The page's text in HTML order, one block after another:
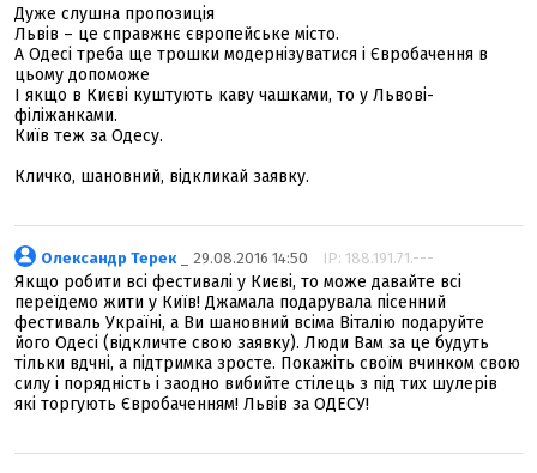
Дуже слушна пропозиція
Львів – це справжнє європейське місто.
А Одесі треба ще трошки модернізуватися і Євробачення в
цьому допоможе
І якщо в Києві куштують каву чашками, то у Львові-
філіжанками.
Київ теж за Одесу.
Кличко, шановний, відкликай заявку.
Олександр Терек_ 29.08.2016 14:50 IP: 188.191.71.---
Якщо робити всі фестивалі у Києві, то може давайте всі
переїдемо жити у Київ! Джамала подарувала пісенний
фестиваль Україні, а Ви шановний всіма Віталію подаруйте
його Одесі (відкличте свою заявку). Люди Вам за це будуть
тільки вдчні, а підтримка зросте. Покажіть своїм вчинком свою
силу і порядність і заодно вибийте стілець з під тих шулерів
які торгують Євробаченням! Львів за ОДЕСУ!